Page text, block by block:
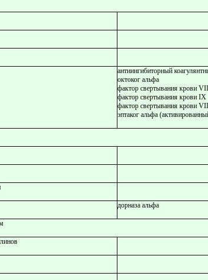
антиингибиторный
октоког альфа
фактор свертывания крови
фактор свертывания крови IX
фактор свертывания крови
эптаког альфа
дорназа альфа